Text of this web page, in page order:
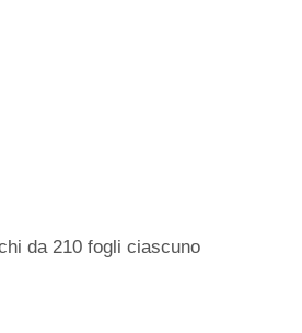
da 210 fogli ciascuno